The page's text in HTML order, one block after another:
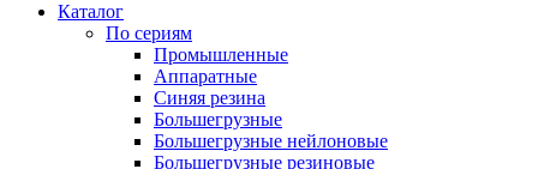
Каталог
По сериям
Промышленные
Аппаратные
Синяя резина
Большегрузные
Большегрузные нейлоновые
Большегрузные резиновые